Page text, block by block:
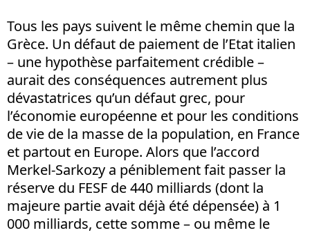
Tous les pays suivent le même chemin que la
Grèce. Un défaut de paiement de l’Etat italien
– une hypothèse parfaitement crédible –
aurait des conséquences autrement plus
dévastatrices qu’un défaut grec, pour
l’économie européenne et pour les conditions
de vie de la masse de la population, en France
et partout en Europe. Alors que l’accord
Merkel-Sarkozy a péniblement fait passer la
réserve du FESF de 440 milliards (dont la
majeure partie avait déjà été dépensée) à 1
000 milliards, cette somme – ou même le